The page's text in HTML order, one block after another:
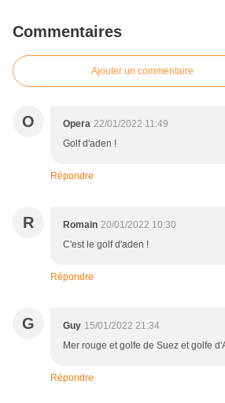
Commentaires
Ajouter un commentaire
O Opera 22/01/2022 11:49
Golf d'aden !
Répondre
R Romain 20/01/2022 10:30
C'est le golf d'aden !
Répondre
G Guy 15/01/2022 21:34
Mer rouge et golfe de Suez et golfe
Répondre